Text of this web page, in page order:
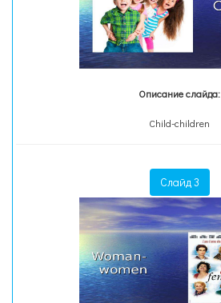
Описание слайда:
Child-children
Слайд 3